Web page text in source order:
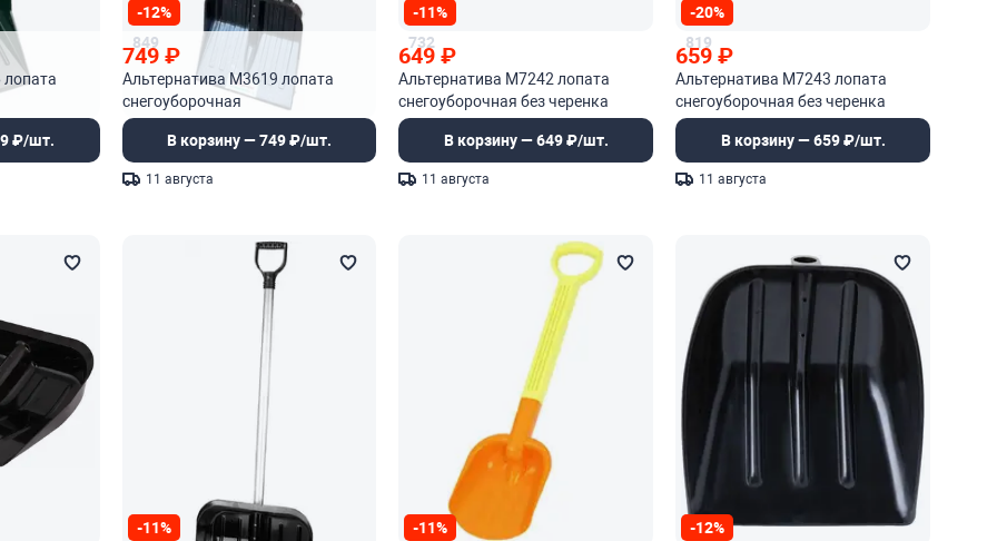
₽/шт.
-12%
849
749 ₽
Альтернатива М3619 лопата
снегоуборочная
В корзину — 749 ₽/шт.
11 августа
-11%
732
649₽
Альтернатива М7242 лопата
снегоуборочная без черенка
В корзину — 649 ₽/шт.
11 августа
-20%
819
659₽
Альтернатива М7243 лопата
снегоуборочная без черенка
В корзину — 659 ₽/шт.
11 августа
-11%
-11%
-12%